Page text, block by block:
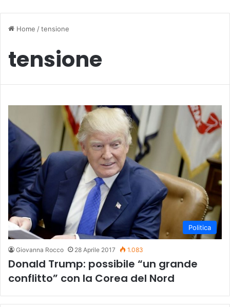
Home /tensione
tensione
Politica
Giovanna Rocco 28 Aprile 2017 1.083
Donald Trump: possibile “un grande
conflitto” con la Corea del Nord